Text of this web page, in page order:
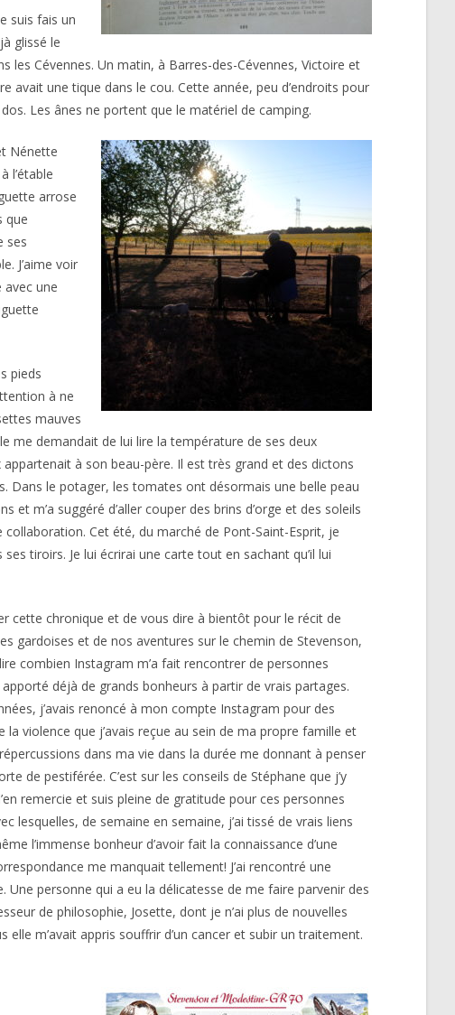
suis fais un
glissé le
Cévennes. Un matin, à Barres-des-Cévennes, Victoire et
avait une tique dans le cou. Cette année, peu d’endroits pour
Les ânes ne portent que le matériel de camping.
Nénette
l’étable
arrose
que
ses
J’aime voir
avec une
pieds
à ne
mauves
me demandait de lui lire la température de ses deux
appartenait à son beau-père. Il est très grand et des dictons
Dans le potager, les tomates ont désormais une belle peau
m’a suggéré d’aller couper des brins d’orge et des soleils
Cet été, du marché de Pont-Saint-Esprit, je
tiroirs. Je lui écrirai une carte tout en sachant qu’il lui
cette chronique et de vous dire à bientôt pour le récit de
gardoises et de nos aventures sur le chemin de Stevenson,
combien Instagram m’a fait rencontrer de personnes
déjà de grands bonheurs à partir de vrais partages.
j’avais renoncé à mon compte Instagram pour des
la violence que j’avais reçue au sein de ma propre famille et
dans ma vie dans la durée me donnant à penser
de pestiférée. C’est sur les conseils de Stéphane que j’y
remercie et suis pleine de gratitude pour ces personnes
lesquelles, de semaine en semaine, j’ai tissé de vrais liens
l’immense bonheur d’avoir fait la connaissance d’une
me manquait tellement! J’ai rencontré une
personne qui a eu la délicatesse de me faire parvenir des
de philosophie, Josette, dont je n’ai plus de nouvelles
m’avait appris souffrir d’un cancer et subir un traitement.